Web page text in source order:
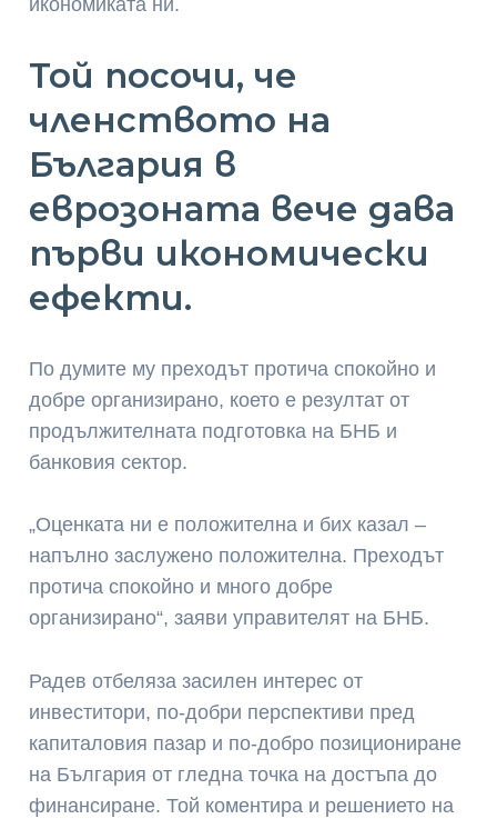
Той посочи, че
членството на
България в
еврозоната вече дава
първи икономически
ефекти.
По думите му преходът протича спокойно и
добре организирано, което е резултат от
продължителната подготовка на БНБ и
банковия сектор.
„Оценката ни е положителна и бих казал –
напълно заслужено положителна. Преходът
протича спокойно и много добре
организирано“, заяви управителят на БНБ.
Радев отбеляза засилен интерес от
инвеститори, по-добри перспективи пред
капиталовия пазар и по-добро позициониране
на България от гледна точка на достъпа до
финансиране. Той коментира и решението на